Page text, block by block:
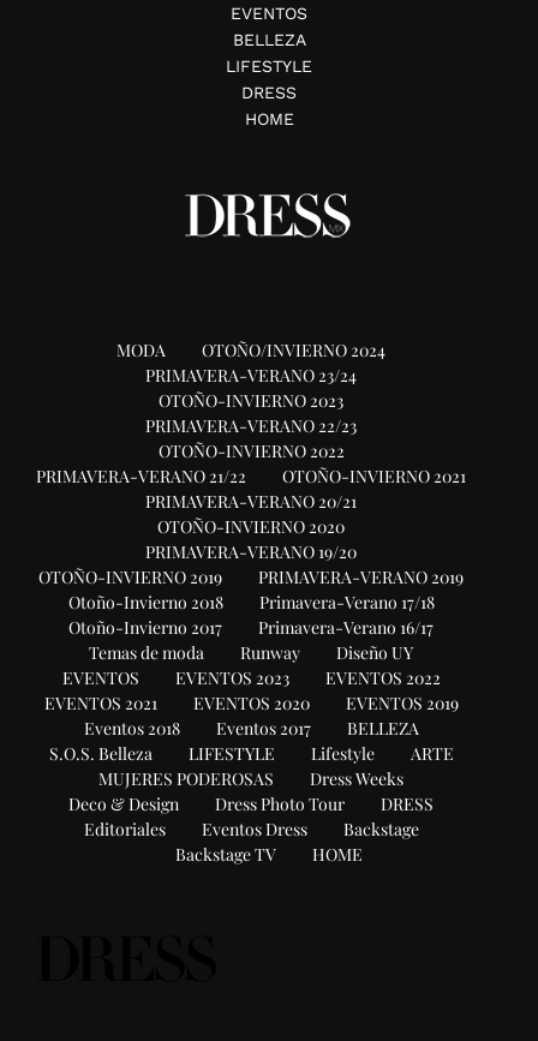
EVENTOS
BELLEZA
LIFESTYLE
DRESS
HOME
MODA
OTOÑO/INVIERNO 2024
PRIMAVERA-VERANO 23/24
OTOÑO-INVIERNO 2023
PRIMAVERA-VERANO 22/23
OTOÑO-INVIERNO 2022
PRIMAVERA-VERANO 21/22
OTOÑO-INVIERNO 2021
PRIMAVERA-VERANO 20/21
OTOÑO-INVIERNO 2020
PRIMAVERA-VERANO 19/20
OTOÑO-INVIERNO 2019
PRIMAVERA-VERANO 2019
Otoño-Invierno 2018
Primavera-Verano 17/18
Otoño-Invierno 2017
Primavera-Verano 16/17
Temas de moda
Runway
Diseño UY
EVENTOS
EVENTOS 2023
EVENTOS 2022
EVENTOS 2021
EVENTOS 2020
EVENTOS 2019
Eventos 2018
Eventos 2017
BELLEZA
S.O.S. Belleza
LIFESTYLE Lifestyle
ARTE
MUJERES PODEROSAS
Dress Weeks
Deco & Design
Dress Photo Tour
DRESS
Editoriales
Eventos Dress
Backstage
Backstage TV
HOME